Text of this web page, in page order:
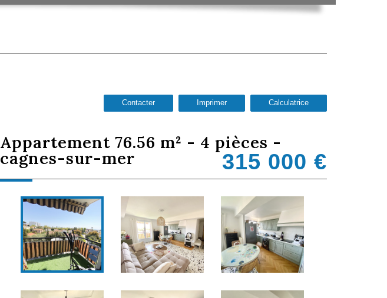
Contacter Imprimer Calculatrice
appartement 76.56 m² - 4 pièces -
cagnes-sur-mer 315 000 €